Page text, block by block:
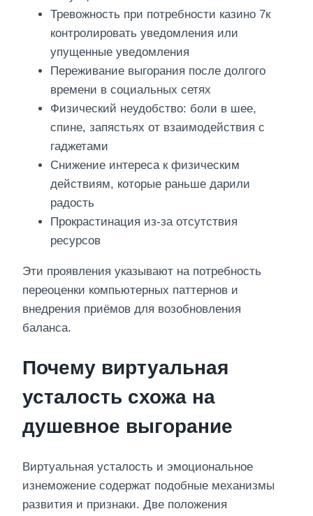
Тревожность при потребности казино 7к
контролировать уведомления или
упущенные уведомления
Переживание выгорания после долгого
времени в социальных сетях
Физический неудобство: боли в шее,
спине, запястьях от взаимодействия с
гаджетами
Снижение интереса к физическим
действиям, которые раньше дарили
радость
Прокрастинация из-за отсутствия
ресурсов
Эти проявления указывают на потребность
переоценки компьютерных паттернов и
внедрения приёмов для возобновления
баланса.
Почему виртуальная
усталость схожа на
душевное выгорание
Виртуальная усталость и эмоциональное
изнеможение содержат подобные механизмы
развития и признаки. Две положения